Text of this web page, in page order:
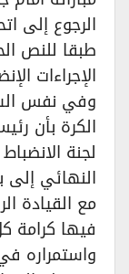
الرجوع إلى
طبقا للنص
الإجراءات
وفي نفس
الكرة بأن
لجنة الانضباط
النهائي إلى
مع القيادة
فيها كرامة
واستمراره